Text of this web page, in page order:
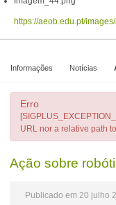
https://aeob.edu.pt/
Informações Notícias
Erro
URL nor a relative path
Ação sobre
Publicado em 20 julho